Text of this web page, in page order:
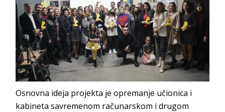
Osnovna ideja projekta je opremanje učionica i
kabineta savremenom računarskom i drugom